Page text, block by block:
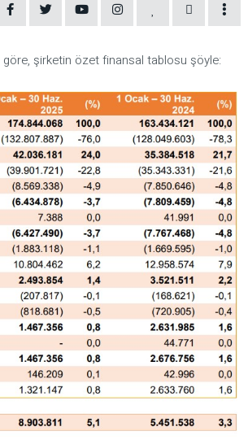
göre, şirketin özet finansal tablosu şöyle: